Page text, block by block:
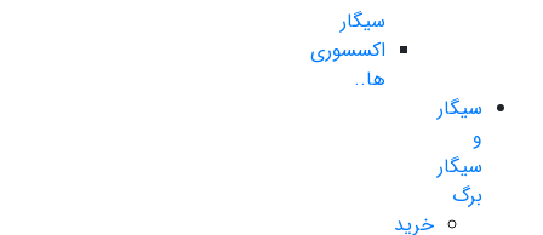
سیگار
اکسسوری
ها..
سیگار
و
سیگار
برگ
خرید